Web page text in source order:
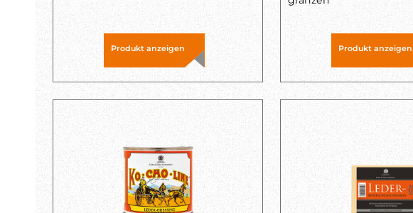
Produkt anzeigen Produkt anzeigen